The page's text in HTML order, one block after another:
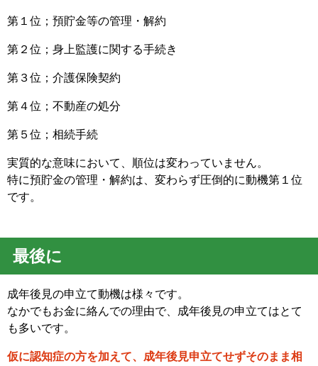
第１位； 預貯金等の管理・解約
第２位；身上監護に関する手続き
第３位；介護保険契約
第４位；不動産の処分
第５位；相続手続
実質的な意味において、順位は変わっていません。
特に預貯金の管理・解約は、変わらず圧倒的に動機第１位
です。
最後に
成年後見の申立て動機は様々です。
なかでもお金に絡んでの理由で、成年後見の申立てはとて
も多いです。
仮に認知症の方を加えて、成年後見申立てせずそのまま相